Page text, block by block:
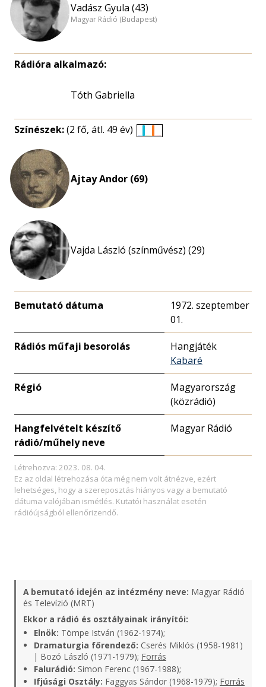
Vadász Gyula (43)
Magyar Rádió (Budapest)
Rádióra alkalmazó:
Tóth Gabriella
Színészek:(2 fő, átl. 49 év)
Ajtay Andor (69)
Vajda László (színművész) (29)
Bemutató dátuma
1972. szeptember
01.
Rádiós műfaji besorolás
Hangjáték
Kabaré
Régió
Magyarország
(közrádió)
Hangfelvételt készítő
rádió/műhely neve
Magyar Rádió
Létrehozva: 2023. 08. 04.
Ez az oldal létrehozása óta még nem volt átnézve, ezért
lehetséges, hogy a szereposztás hiányos vagy a bemutató
dátuma valójában ismétlés. Kutatói használat esetén
rádióújságból ellenőrizendő.
A bemutató idején az intézmény neve: Magyar Rádió
és Televízió (MRT)
Ekkor a rádió és osztályainak irányítói:
Elnök: Tömpe István (1962-1974);
Dramaturgia főrendező: Cserés Miklós (1958-1981)
| Bozó László (1971-1979); Forrás
Falurádió: Simon Ferenc (1967-1988);
Ifjúsági Osztály: Faggyas Sándor (1968-1979); Forrás